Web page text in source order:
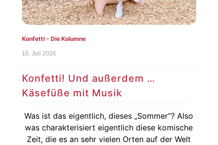
Konfetti - Die Kolumne
10. Juli 2026
Konfetti! Und außerdem …
Käsefüße mit Musik
Was ist das eigentlich, dieses „Sommer“? Also
was charakterisiert eigentlich diese komische
Zeit, die es an sehr vielen Orten auf der Welt